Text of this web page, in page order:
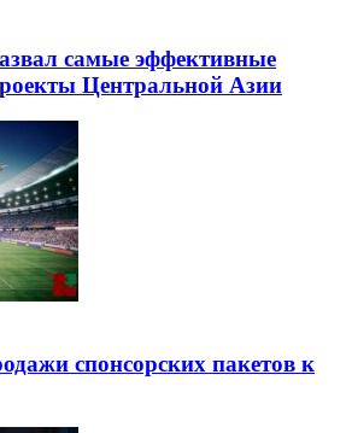
самые эффективные
Центральной Азии
спонсорских пакетов к